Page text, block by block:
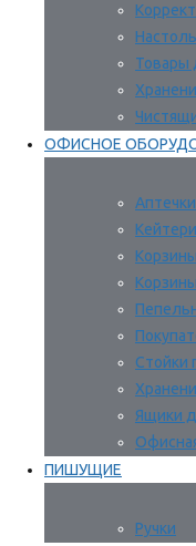
Товары
ОФИСНОЕ
Аптечки
Стойки
Ящики
ПИШУЩИЕ
Ручки